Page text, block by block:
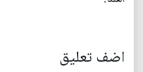
اضف تعليق